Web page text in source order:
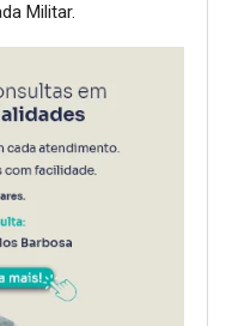
Militar.